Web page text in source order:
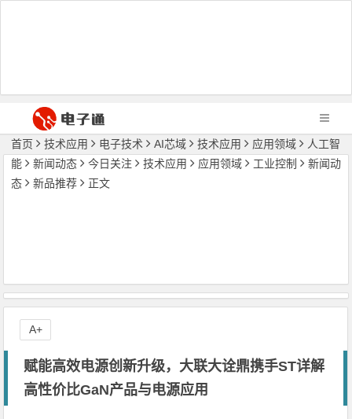
首页 技术应用 电子技术 AI芯域 技术应用 应用领域
人工智
能
新闻动态 今日关注 技术应用 应用领域 工业控制
新闻动
态
新品推荐 正文
赋能高效电源创新升级，大联大诠鼎携手ST详解
高性价比GaN产品与电源应用
A+